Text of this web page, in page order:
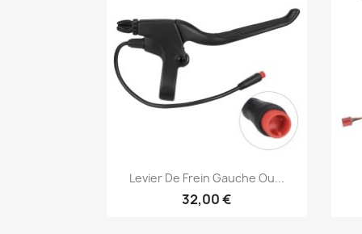
Aperçu rapide
Levier De Frein Gauche Ou...
32,00 €